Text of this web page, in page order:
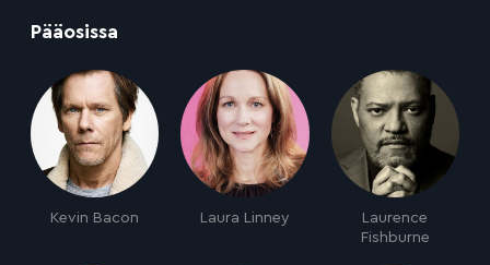
Pääosissa
Kevin Bacon Laura Linney
Laurence
Fishburne